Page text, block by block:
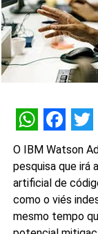
O IBM Watson
pesquisa que irá
artificial de
como o viés
mesmo tempo